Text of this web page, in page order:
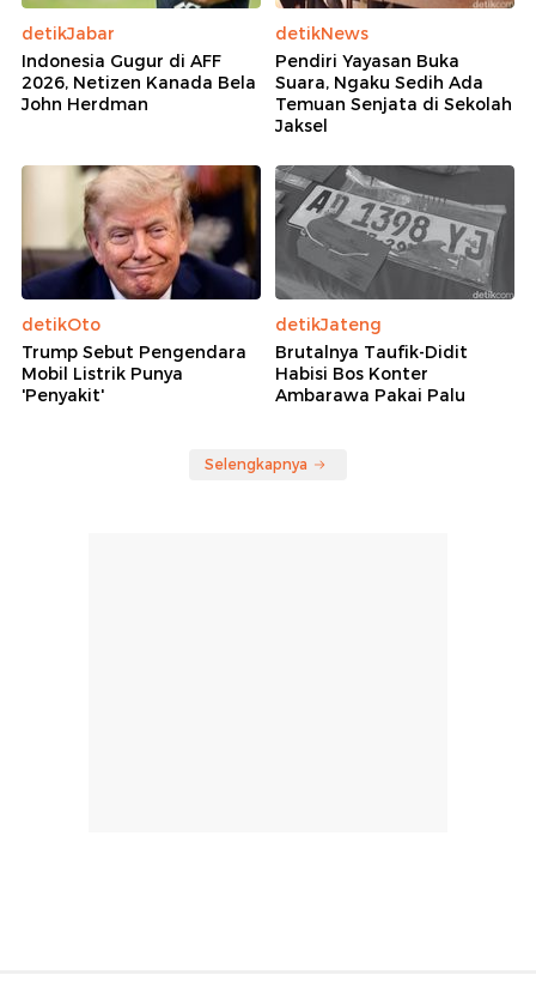
detikJabar
Indonesia Gugur di AFF
2026, Netizen Kanada Bela
John Herdman
detikNews
Pendiri Yayasan Buka
Suara, Ngaku Sedih Ada
Temuan Senjata di Sekolah
Jaksel
detikOto
Trump Sebut Pengendara
Mobil Listrik Punya
'Penyakit'
detikJateng
Brutalnya Taufik-Didit
Habisi Bos Konter
Ambarawa Pakai Palu
Selengkapnya